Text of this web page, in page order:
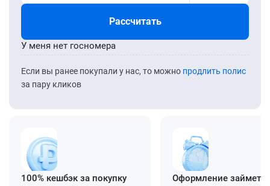
Рассчитать
Если вы ранее покупали у нас, то можно продлить полис
за пару кликов
У меня нет госномера
100% кешбэк за покупку
Оформление займет